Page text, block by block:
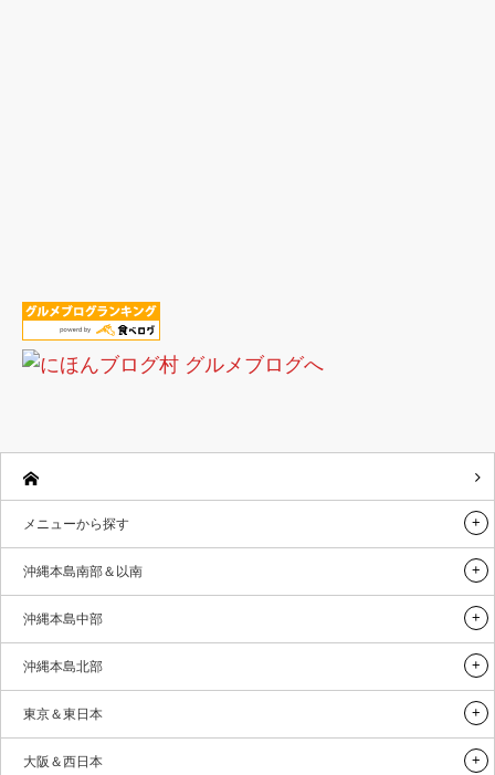
メニューから探す
沖縄本島南部＆以南
沖縄本島中部
沖縄本島北部
東京＆東日本
大阪＆西日本